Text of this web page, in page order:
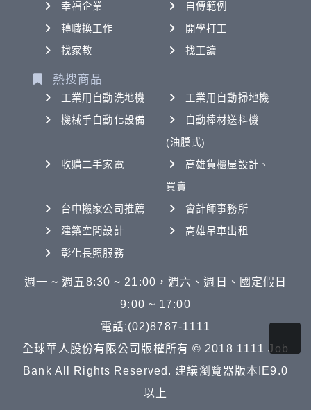
幸福企業
自傳範例
轉職換工作
開學打工
找家教
找工讀
熱搜商品
工業用自動洗地機
工業用自動掃地機
機械手自動化設備
自動棒材送料機
(油膜式)
收購二手家電
高雄貨櫃屋設計、
買賣
台中搬家公司推薦
會計師事務所
建築空間設計
高雄吊車出租
彰化長照服務
週一 ~ 週五8:30 ~ 21:00，週六、週日、國定假日
9:00 ~ 17:00
電話:(02)8787-1111
全球華人股份有限公司版權所有 © 2018 1111 Job
Bank All Rights Reserved. 建議瀏覽器版本IE9.0
以上